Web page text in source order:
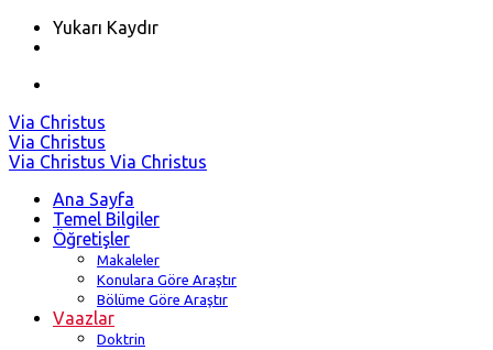
Yukarı Kaydır
Skip
to
content
Via Christus
Via Christus
Via Christus Via Christus
Ana Sayfa
Temel Bilgiler
Öğretişler
Makaleler
Konulara Göre Araştır
Bölüme Göre Araştır
Vaazlar
Doktrin